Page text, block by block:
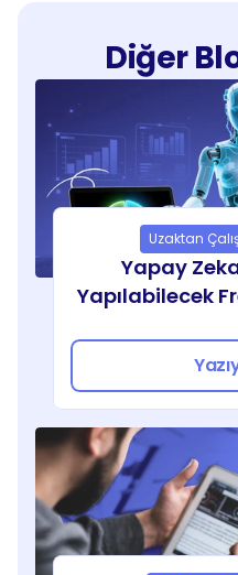
Diğer
Uzaktan
Yapay
Yapılabilecek